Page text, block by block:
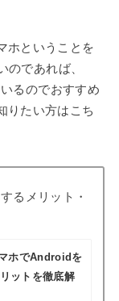
ホということを
のであれば、
るのでおすすめ
りたい方はこち
るメリット・
ホでAndroidを
ットを徹底解